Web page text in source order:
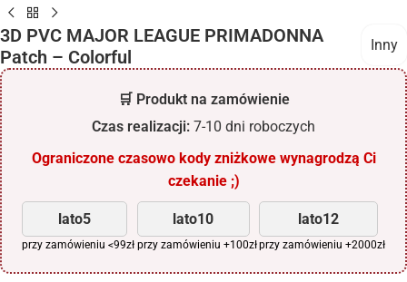
3D PVC MAJOR LEAGUE PRIMADONNA
Patch – Colorful
Inny
🛒 Produkt na zamówienie
Czas realizacji: 7-10 dni roboczych
Ograniczone czasowo kody zniżkowe wynagrodzą Ci
czekanie ;)
lato5
przy zamówieniu <99zł
lato10
przy zamówieniu +100zł
lato12
przy zamówieniu +2000zł